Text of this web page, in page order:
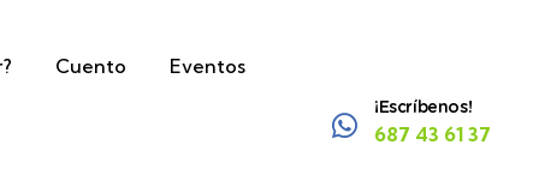
Cuento Eventos
¡Escríbenos!
687 43 61 37